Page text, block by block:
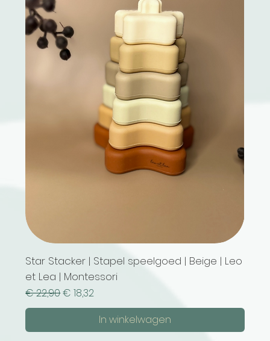
Star Stacker | Stapel speelgoed | Beige | Leo
et Lea | Montessori
Normale prijs
€ 22,90Verkoopprijs
€ 18,32
In winkelwagen